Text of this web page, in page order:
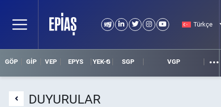
Türkçe
GÖP GİP VEP EPYS YEK-G SGP VGP
DUYURULAR